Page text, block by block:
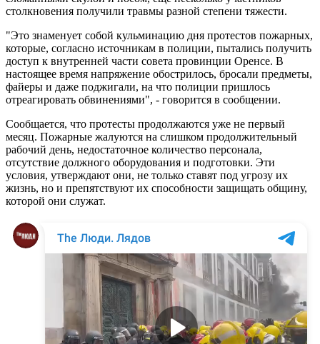
столкновения получили травмы разной степени тяжести.
"Это знаменует собой кульминацию дня протестов пожарных,
которые, согласно источникам в полиции, пытались получить
доступ к внутренней части совета провинции Оренсе. В
настоящее время напряжение обострилось, бросали предметы,
файеры и даже поджигали, на что полиции пришлось
отреагировать обвинениями", - говорится в сообщении.
Сообщается, что протесты продолжаются уже не первый
месяц. Пожарные жалуются на слишком продолжительный
рабочий день, недостаточное количество персонала,
отсутствие должного оборудования и подготовки. Эти
условия, утверждают они, не только ставят под угрозу их
жизнь, но и препятствуют их способности защищать общину,
которой они служат.